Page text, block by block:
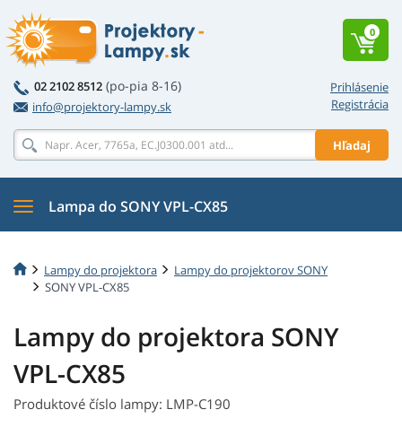
Prihlásenie
Registrácia
02 2102 8512 (po-pia 8-16)
info@projektory-lampy.sk
Hľadaj
0
Lampa do SONY VPL-CX85
Lampy do projektora
Lampy do projektorov SONY
SONY VPL-CX85
Lampy do projektora SONY
VPL-CX85
Produktové číslo lampy: LMP-C190